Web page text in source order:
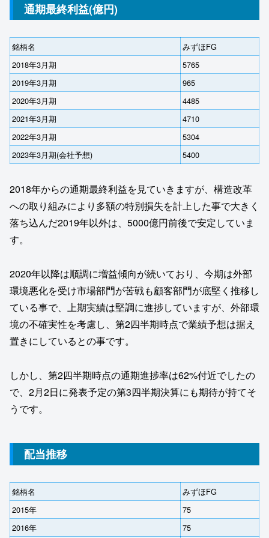
通期最終利益(億円)
銘柄名
みずほFG
2018年3月期
5765
2019年3月期
965
2020年3月期
4485
2021年3月期
4710
2022年3月期
5304
2023年3月期(会社予想)
5400
2018年からの通期最終利益を見ていきますが、構造改革
への取り組みにより多額の特別損失を計上した事で大きく
落ち込んだ2019年以外は、5000億円前後で安定していま
す。
2020年以降は順調に増益傾向が続いており、今期は外部
環境悪化を受け市場部門が苦戦も顧客部門が底堅く推移し
ている事で、上期実績は堅調に進捗していますが、外部環
境の不確実性を考慮し、第2四半期時点で業績予想は据え
置きにしているとの事です。
しかし、第2四半期時点の通期進捗率は62%付近でしたの
で、2月2日に発表予定の第3四半期決算にも期待が持てそ
うです。
配当推移
銘柄名
みずほFG
2015年
75
2016年
75